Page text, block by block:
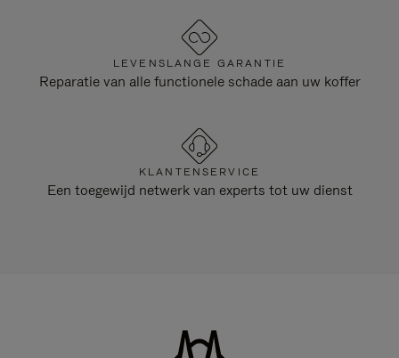
LEVENSLANGE GARANTIE
Reparatie van alle functionele schade aan uw koffer
KLANTENSERVICE
Een toegewijd netwerk van experts tot uw dienst